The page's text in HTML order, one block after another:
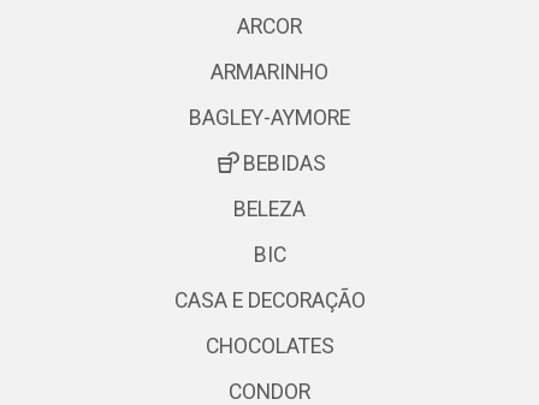
ARCOR
ARMARINHO
BAGLEY-AYMORE
BEBIDAS
BELEZA
BIC
CASA E DECORAÇÃO
CHOCOLATES
CONDOR